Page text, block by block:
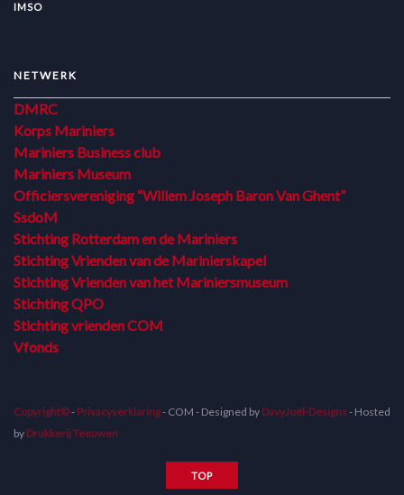
IMSO
NETWERK
DMRC
Korps Mariniers
Mariniers Business club
Mariniers Museum
Officiersvereniging “Willem Joseph Baron Van Ghent”
SsdoM
Stichting Rotterdam en de Mariniers
Stichting Vrienden van de Marinierskapel
Stichting Vrienden van het Mariniersmuseum
Stichting QPO
Stichting vrienden COM
Vfonds
Copyright©- Privacyverklaring- COM - Designed by DavyJoël-Designs- Hosted
by Drukkerij Teeuwen
TOP